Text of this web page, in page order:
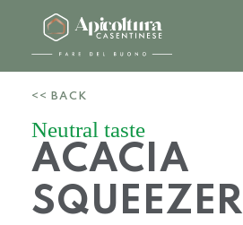
<< BACK
Neutral taste
ACACIA
SQUEEZER